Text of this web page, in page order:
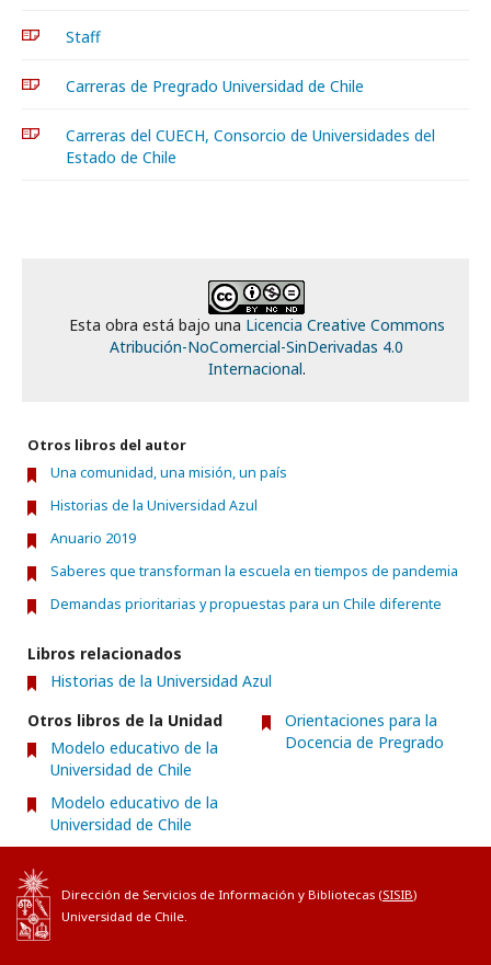
Staff
Carreras de Pregrado Universidad de Chile
Carreras del CUECH, Consorcio de Universidades del
Estado de Chile
Esta obra está bajo una Licencia Creative Commons
Atribución-NoComercial-SinDerivadas 4.0
Internacional.
Otros libros del autor
Una comunidad, una misión, un país
Historias de la Universidad Azul
Anuario 2019
Saberes que transforman la escuela en tiempos de pandemia
Demandas prioritarias y propuestas para un Chile diferente
Libros relacionados
Historias de la Universidad Azul
Otros libros de la Unidad
Modelo educativo de la
Universidad de Chile
Modelo educativo de la
Universidad de Chile
Orientaciones para la
Docencia de Pregrado
Dirección de Servicios de Información y Bibliotecas (SISIB)
Universidad de Chile.